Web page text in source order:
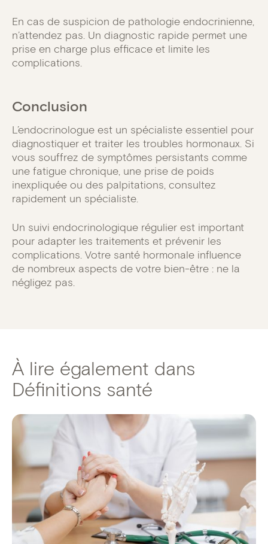
En cas de suspicion de pathologie endocrinienne,
n’attendez pas. Un diagnostic rapide permet une
prise en charge plus efficace et limite les
complications.
Conclusion
L’endocrinologue est un spécialiste essentiel pour
diagnostiquer et traiter les troubles hormonaux. Si
vous souffrez de symptômes persistants comme
une fatigue chronique, une prise de poids
inexpliquée ou des palpitations, consultez
rapidement un spécialiste.
Un suivi endocrinologique régulier est important
pour adapter les traitements et prévenir les
complications. Votre santé hormonale influence
de nombreux aspects de votre bien-être : ne la
négligez pas.
À lire également dans
Définitions santé